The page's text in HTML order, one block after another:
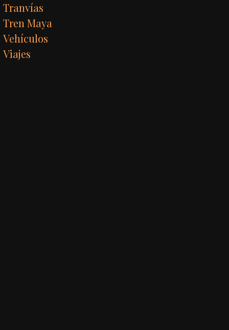
Tranvías
Tren Maya
Vehículos
Viajes